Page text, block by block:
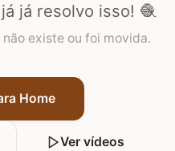
já resolvo isso! 🧶
existe ou foi movida.
Home
Ver vídeos